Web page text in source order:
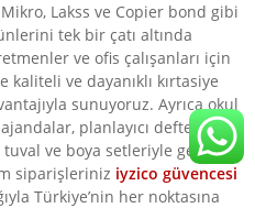
Lakss ve Copier bond gibi
tek bir çatı altında
ve ofis çalışanları için
ve dayanıklı kırtasiye
sunuyoruz. Ayrıca okul
planlayıcı defterler ve
ve boya setleriyle geniş bir
siparişleriniz iyzico güvencesi
Türkiye’nin her noktasına